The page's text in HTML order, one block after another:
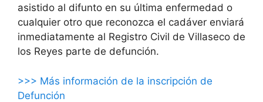
asistido al difunto en su última enfermedad o
cualquier otro que reconozca el cadáver enviará
inmediatamente al Registro Civil de Villaseco de
los Reyes parte de defunción.
>>> Más información de la inscripción de
Defunción